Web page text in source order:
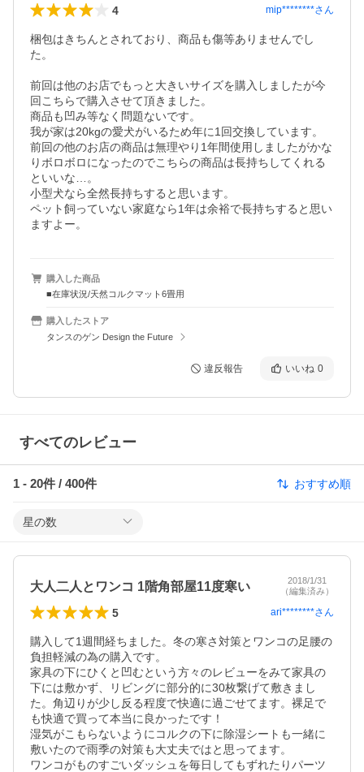
4 mip********さん
梱包はきちんとされており、商品も傷等ありませんでし
た。
前回は他のお店でもっと大きいサイズを購入しましたが今
回こちらで購入させて頂きました。
商品も凹み等なく問題ないです。
我が家は20kgの愛犬がいるため年に1回交換しています。
前回の他のお店の商品は無理やり1年間使用しましたがかな
りボロボロになったのでこちらの商品は長持ちしてくれる
といいな…。
小型犬なら全然長持ちすると思います。
ペット飼っていない家庭なら1年は余裕で長持ちすると思い
ますよー。
購入した商品
■在庫状況/天然コルクマット6畳用
購入したストア
タンスのゲン Design the Future
違反報告 いいね 0
すべてのレビュー
1 - 20件 / 400件 おすすめ順
星の数
大人二人とワンコ 1階角部屋11度寒い
2018/1/31
（編集済み）
5 ari********さん
購入して1週間経ちました。冬の寒さ対策とワンコの足腰の
負担軽減の為の購入です。
家具の下にひくと凹むという方々のレビューをみて家具の
下には敷かず、リビングに部分的に30枚繋げて敷きまし
た。角辺りが少し反る程度で快適に過ごせてます。裸足で
も快適で買って本当に良かったです！
湿気がこもらないようにコルクの下に除湿シートも一緒に
敷いたので雨季の対策も大丈夫ではと思ってます。
ワンコがものすごいダッシュを毎日してもずれたりパーツ